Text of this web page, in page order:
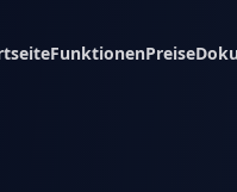
FunktionenPreise